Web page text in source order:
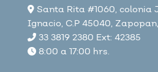
Santa Rita #1060, colonia
Ignacio, C.P 45040,
33 3819 2380 Ext: 42385
8:00 a 17:00 hrs.